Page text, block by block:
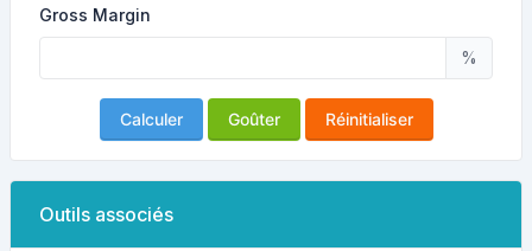
Gross Margin
%
Calculer Goûter Réinitialiser
Outils associés